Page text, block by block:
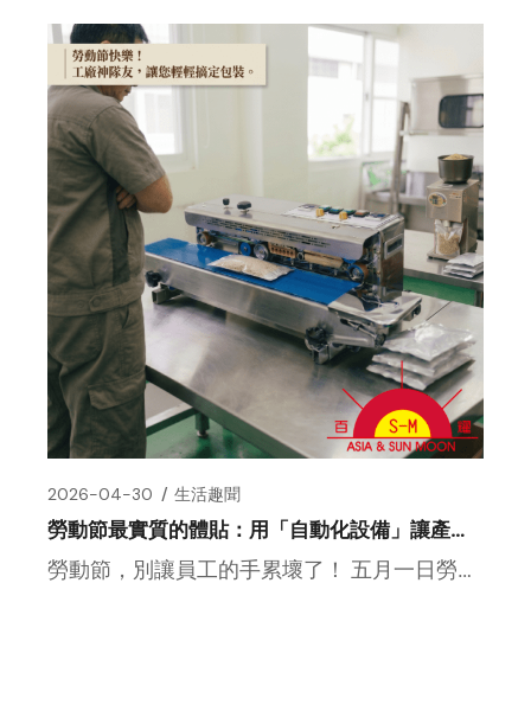
2026-04-30 生活趣聞
勞動節最實質的體貼：用「自動化設備」讓產能翻倍還能留住好員工
勞動節，別讓員工的手累壞了！ 五月一日勞動節又要到了，大家都在說勞工辛苦了。但對我們包裝線上的夥伴來說，最辛苦 […]